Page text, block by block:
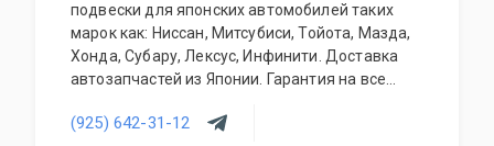
подвески для японских автомобилей таких
марок как: Ниссан, Митсубиси, Тойота, Мазда,
Хонда, Субару, Лексус, Инфинити. Доставка
автозапчастей из Японии. Гарантия на все
(925) 642-31-12